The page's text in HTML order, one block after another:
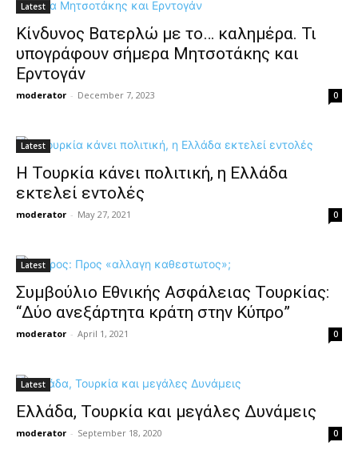
Latest
Κίνδυνος Βατερλώ με το… καλημέρα. Τι
υπογράφουν σήμερα Μητσοτάκης και
Ερντογάν
moderator - December 7, 2023 0
Latest
Η Τουρκία κάνει πολιτική, η Ελλάδα
εκτελεί εντολές
moderator - May 27, 2021 0
Latest
Συμβούλιο Εθνικής Ασφάλειας Τουρκίας:
“Δύο ανεξάρτητα κράτη στην Κύπρο”
moderator - April 1, 2021 0
Latest
Ελλάδα, Τουρκία και μεγάλες Δυνάμεις
moderator - September 18, 2020 0